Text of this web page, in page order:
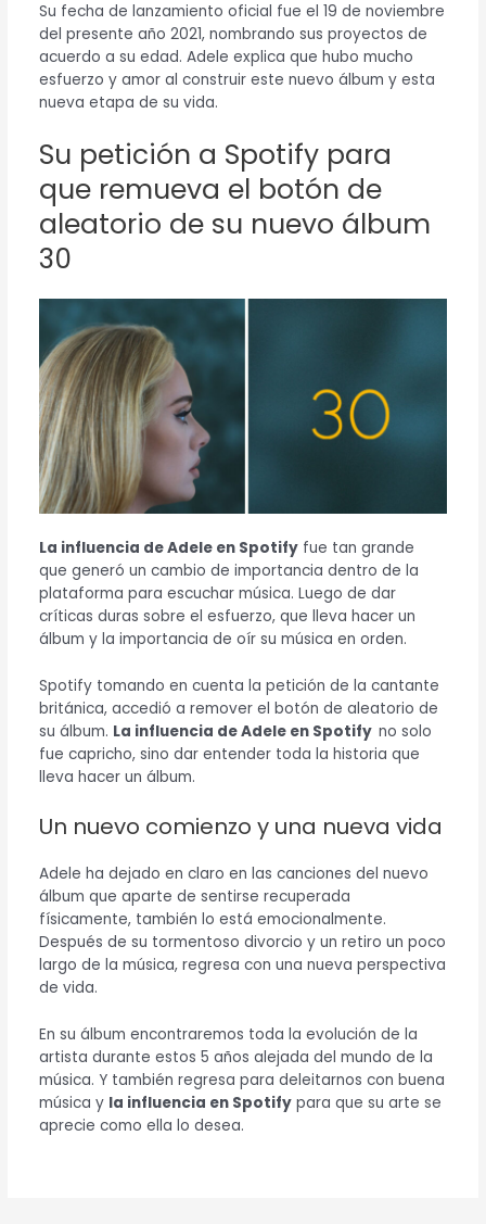
Su fecha de lanzamiento oficial fue el 19 de noviembre
del presente año 2021, nombrando sus proyectos de
acuerdo a su edad. Adele explica que hubo mucho
esfuerzo y amor al construir este nuevo álbum y esta
nueva etapa de su vida.
Su petición a Spotify para
que remueva el botón de
aleatorio de su nuevo álbum
30
La influencia de Adele en Spotify fue tan grande
que generó un cambio de importancia dentro de la
plataforma para escuchar música. Luego de dar
críticas duras sobre el esfuerzo, que lleva hacer un
álbum y la importancia de oír su música en orden.
Spotify tomando en cuenta la petición de la cantante
británica, accedió a remover el botón de aleatorio de
su álbum. La influencia de Adele en Spotifyno solo
fue capricho, sino dar entender toda la historia que
lleva hacer un álbum.
Un nuevo comienzo y una nueva vida
Adele ha dejado en claro en las canciones del nuevo
álbum que aparte de sentirse recuperada
físicamente, también lo está emocionalmente.
Después de su tormentoso divorcio y un retiro un poco
largo de la música, regresa con una nueva perspectiva
de vida.
En su álbum encontraremos toda la evolución de la
artista durante estos 5 años alejada del mundo de la
música. Y también regresa para deleitarnos con buena
música y la influencia en Spotify para que su arte se
aprecie como ella lo desea.